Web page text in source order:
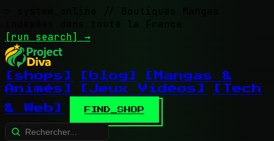
// Boutiques Mangas
indexées dans toute la France
[run search] →
[shops] [blog]
[Mangas &
Animés]
[Jeux Vidéos]
[Tech
& Web]
FIND_SHOP